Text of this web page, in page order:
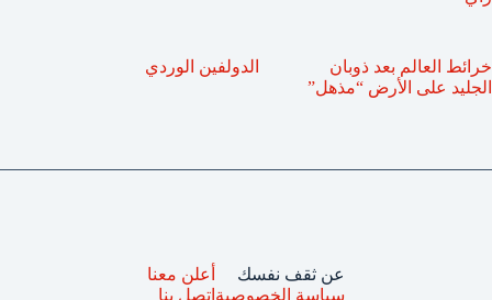
خرائط العالم بعد ذوبان
الجليد على الأرض “مذهل”
الدولفين الوردي
عن ثقف نفسك
سياسة الخصوصية
أعلن معنا
اتصل بنا